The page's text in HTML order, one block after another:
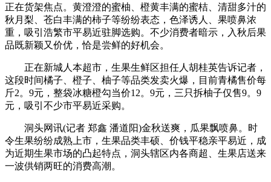
正在货架焦点。黄澄澄的蜜柚、橙黄丰满的蜜桔、清甜多汁的
秋月梨、苍白丰满的柿子等纷纷表态，色泽诱人、果喷鼻浓
重，吸引浩繁市平易近驻脚选购。不少消费者暗示，入秋后果
品既新颖又价优，恰是尝鲜的好机会。
正在新城人本超市，生果生鲜区担任人胡桂英告诉记者，
这段时间橘子、橙子、柚子等品类发卖火爆，目前青橘售价每
斤2。9元，整袋冰糖橙勾当价12。9元，三只拆柚子仅售9。9
元，吸引不少市平易近采购。
洞头网讯(记者 郑鑫 潘道阳)金秋送爽，瓜果飘喷鼻。时
令生果纷纷成熟上市，生果品类丰硕、价钱平稳亲平易近，成
为近期生果市场的凸起特点，洞头辖区内各商超、生果店送来
一波供销两旺的消费高潮。